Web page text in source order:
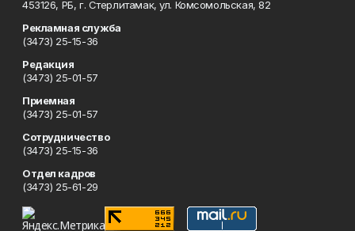
453126, РБ, г. Стерлитамак, ул. Комсомольская, 82
Рекламная служба
(3473) 25-15-36
Редакция
(3473) 25-01-57
Приемная
(3473) 25-01-57
Сотрудничество
(3473) 25-15-36
Отдел кадров
(3473) 25-61-29